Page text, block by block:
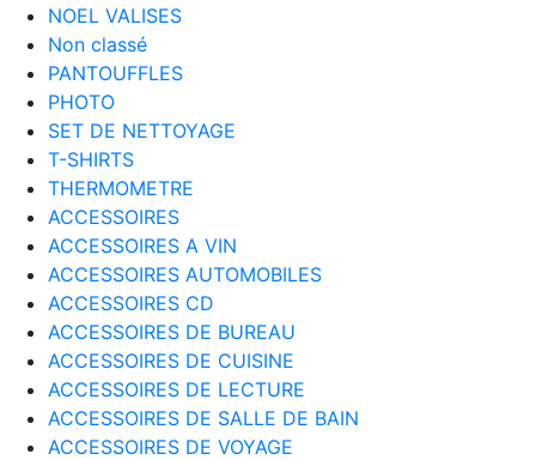
NOEL VALISES
Non classé
PANTOUFFLES
PHOTO
SET DE NETTOYAGE
T-SHIRTS
THERMOMETRE
ACCESSOIRES
ACCESSOIRES A VIN
ACCESSOIRES AUTOMOBILES
ACCESSOIRES CD
ACCESSOIRES DE BUREAU
ACCESSOIRES DE CUISINE
ACCESSOIRES DE LECTURE
ACCESSOIRES DE SALLE DE BAIN
ACCESSOIRES DE VOYAGE